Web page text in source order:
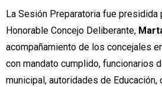
La Sesión Preparatoria fue presidida
Honorable Concejo Deliberante,
acompañamiento de los concejales
con mandato cumplido, funcionarios
municipal, autoridades de